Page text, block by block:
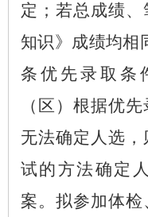
定；若总成绩
知识》成绩均相
条优先录取条
（区）根据优
无法确定人选
试的方法确定
案。拟参加体检